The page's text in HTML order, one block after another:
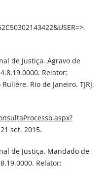
de Justiça. Agravo de
Relator:
Rio de Janeiro. TJRJ,
set. 2015.
de Justiça. Mandado de
Relator: